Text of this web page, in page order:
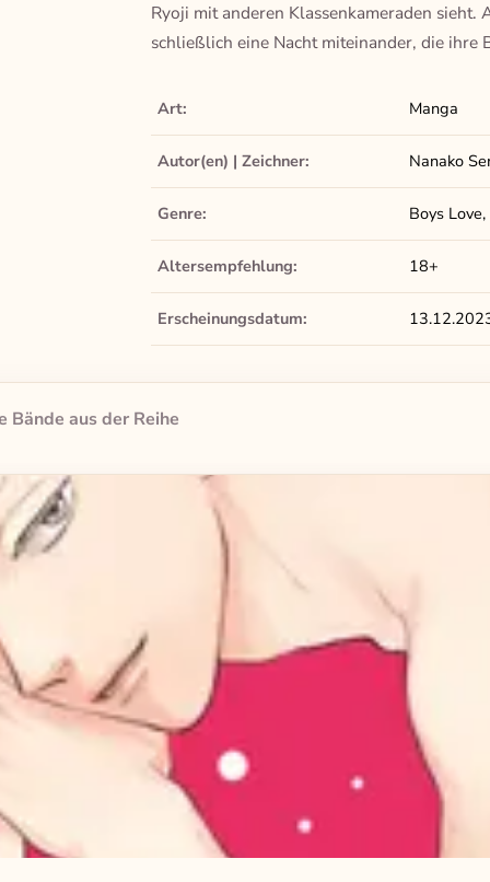
Ryoji mit anderen Klassenkameraden
schließlich eine Nacht miteinander, die
Art: Manga
Autor(en) | Zeichner: Nanako
Genre: Boys
Altersempfehlung: 18+
Erscheinungsdatum:
Bände aus der Reihe